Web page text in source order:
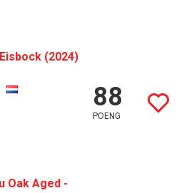
(2024)
88
POENG
Oak Aged -